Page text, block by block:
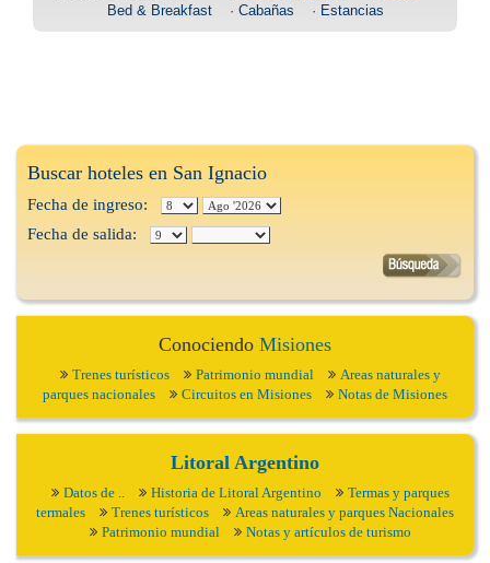
Bed & Breakfast· Cabañas · Estancias
Buscar hoteles en San Ignacio
Fecha de ingreso:
Fecha de salida:
Conociendo Misiones
Trenes turísticos Patrimonio mundial
Areas naturales y
parques nacionales
Circuitos en Misiones Notas de Misiones
Litoral Argentino
Datos de .. Historia de Litoral Argentino
Termas y parques
termales
Trenes turísticos
Areas naturales y parques Nacionales
Patrimonio mundial
Notas y artículos de turismo